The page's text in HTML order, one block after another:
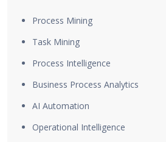
Process Mining
Task Mining
Process Intelligence
Business Process Analytics
AI Automation
Operational Intelligence